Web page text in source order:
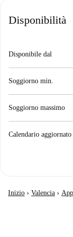
Disponibilità
Disponibile dal
Soggiorno min.
Soggiorno massimo
Calendario aggiornato
Inizio › Valencia ›